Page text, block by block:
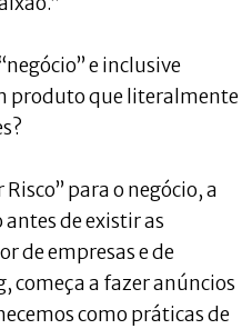
e inclusive
produto que literalmente
para o negócio, a
de existir as
de empresas e de
começa a fazer anúncios
como práticas de